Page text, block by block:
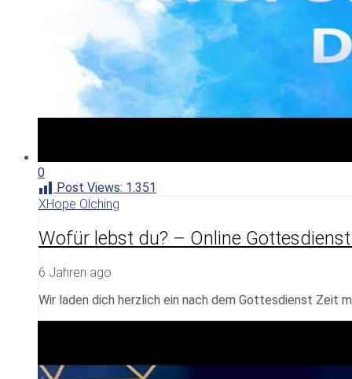
0
Post Views: 1.351
XHope Olching
Wofür lebst du? – Online
6 Jahren ago
Wir laden dich herzlich ein nach dem Gottesdienst Zeit